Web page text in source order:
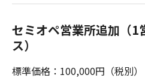
セミオペ営業所追加（1
ス）
標準価格：100,000円（税別）